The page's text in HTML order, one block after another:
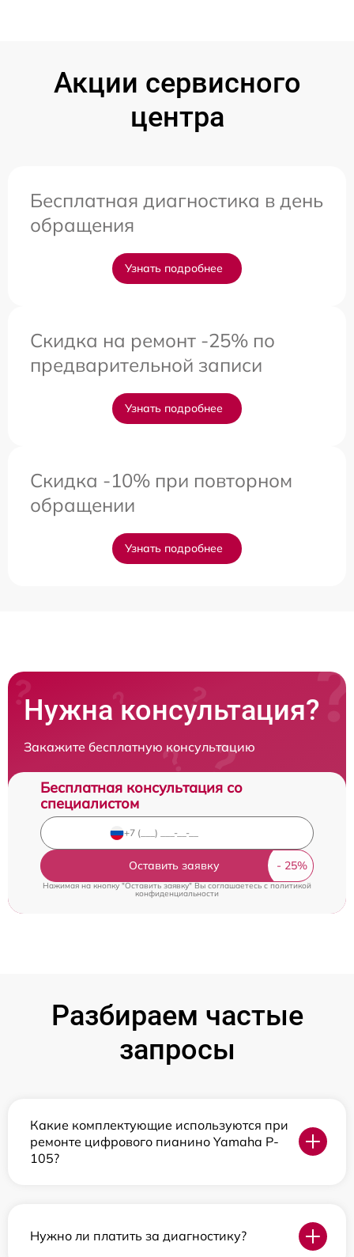
Акции сервисного
центра
Бесплатная диагностика в день
обращения
Узнать подробнее
Скидка на ремонт -25% по
предварительной записи
Узнать подробнее
Скидка -10% при повторном
обращении
Узнать подробнее
Нужна консультация?
Закажите бесплатную консультацию
Бесплатная консультация со
специалистом
Оставить заявку
Нажимая на кнопку "Оставить заявку" Вы соглашаетесь cполитикой
конфиденциальности
Разбираем частые
запросы
Какие комплектующие используются при
ремонте цифрового пианино Yamaha P-
105?
Нужно ли платить за диагностику?